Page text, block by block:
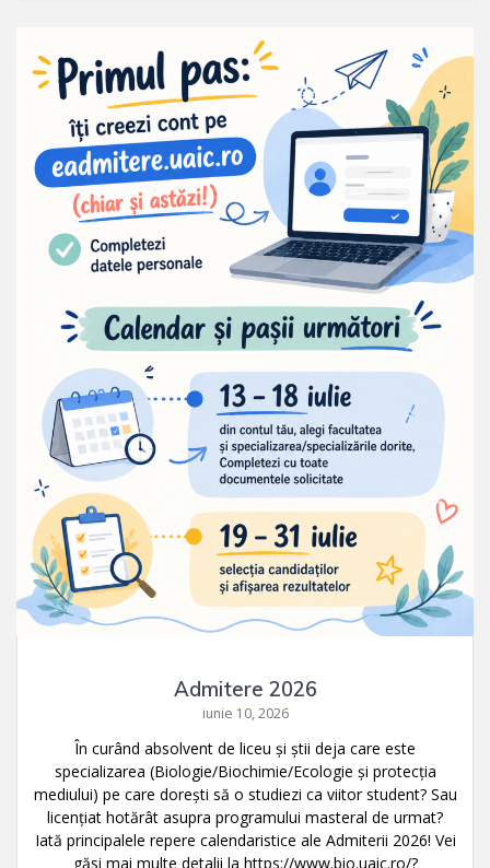
Admitere 2026
iunie 10, 2026
În curând absolvent de liceu și știi deja care este
specializarea (Biologie/Biochimie/Ecologie și protecția
mediului) pe care dorești să o studiezi ca viitor student? Sau
licențiat hotărât asupra programului masteral de urmat?
Iată principalele repere calendaristice ale Admiterii 2026! Vei
găsi mai multe detalii la https://www.bio.uaic.ro/?